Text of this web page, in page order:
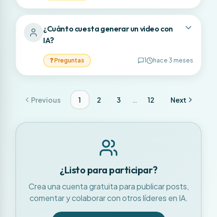
¿Cuánto cuesta generar un video con
IA?
❓Preguntas 1 hace 3 meses
Previous 1 2 3 … 12 Next
¿Listo para participar?
Crea una cuenta gratuita para publicar posts,
comentar y colaborar con otros líderes en IA.